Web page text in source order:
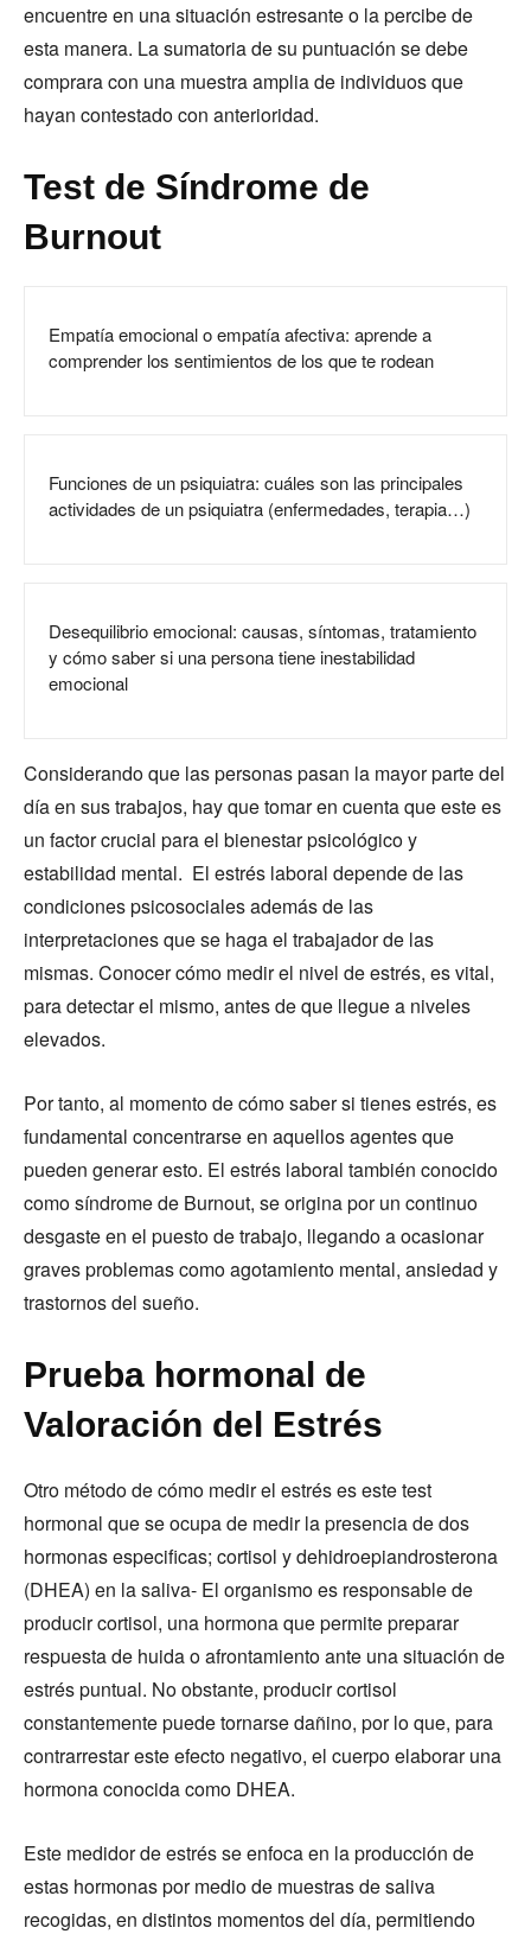
encuentre en una situación estresante o la percibe de
esta manera. La sumatoria de su puntuación se debe
comprara con una muestra amplia de individuos que
hayan contestado con anterioridad.
Test de Síndrome de
Burnout
Empatía emocional o empatía afectiva: aprende a
comprender los sentimientos de los que te rodean
Funciones de un psiquiatra: cuáles son las principales
actividades de un psiquiatra (enfermedades, terapia…)
Desequilibrio emocional: causas, síntomas, tratamiento
y cómo saber si una persona tiene inestabilidad
emocional
Considerando que las personas pasan la mayor parte del
día en sus trabajos, hay que tomar en cuenta que este es
un factor crucial para el bienestar psicológico y
estabilidad mental. El estrés laboral depende de las
condiciones psicosociales además de las
interpretaciones que se haga el trabajador de las
mismas. Conocer cómo medir el nivel de estrés, es vital,
para detectar el mismo, antes de que llegue a niveles
elevados.
Por tanto, al momento de cómo saber si tienes estrés, es
fundamental concentrarse en aquellos agentes que
pueden generar esto. El estrés laboral también conocido
como síndrome de Burnout, se origina por un continuo
desgaste en el puesto de trabajo, llegando a ocasionar
graves problemas como agotamiento mental, ansiedad y
trastornos del sueño.
Prueba hormonal de
Valoración del Estrés
Otro método de cómo medir el estrés es este test
hormonal que se ocupa de medir la presencia de dos
hormonas especificas; cortisol y dehidroepiandrosterona
(DHEA) en la saliva- El organismo es responsable de
producir cortisol, una hormona que permite preparar
respuesta de huida o afrontamiento ante una situación de
estrés puntual. No obstante, producir cortisol
constantemente puede tornarse dañino, por lo que, para
contrarrestar este efecto negativo, el cuerpo elaborar una
hormona conocida como DHEA.
Este medidor de estrés se enfoca en la producción de
estas hormonas por medio de muestras de saliva
recogidas, en distintos momentos del día, permitiendo